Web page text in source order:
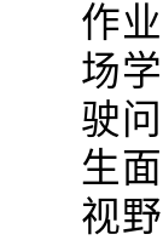
作
场
驶
生
视